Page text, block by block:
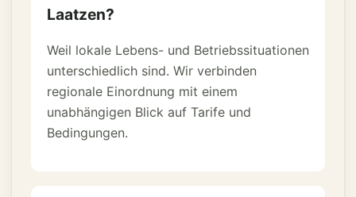
Laatzen?
Weil lokale Lebens- und Betriebssituationen
unterschiedlich sind. Wir verbinden
regionale Einordnung mit einem
unabhängigen Blick auf Tarife und
Bedingungen.